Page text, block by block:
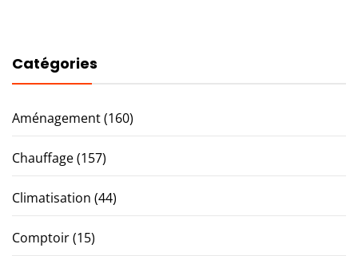
Catégories
Aménagement(160)
Chauffage(157)
Climatisation (44)
Comptoir(15)